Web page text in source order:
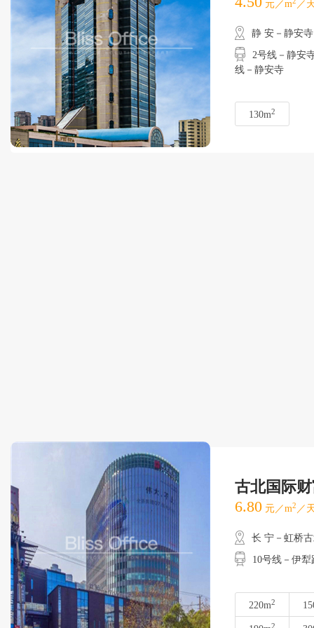
元／m ／
静 安－静安寺
2号线－静安寺
线－静安寺
130m2
古北国际
6.80 元／m2 ／
长 宁－虹桥
10号线－伊犁
220m2
2